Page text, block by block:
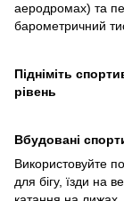
аеродромах) та
барометричний
Підніміть
рівень
Вбудовані
Використовуйте
для бігу, їзди на